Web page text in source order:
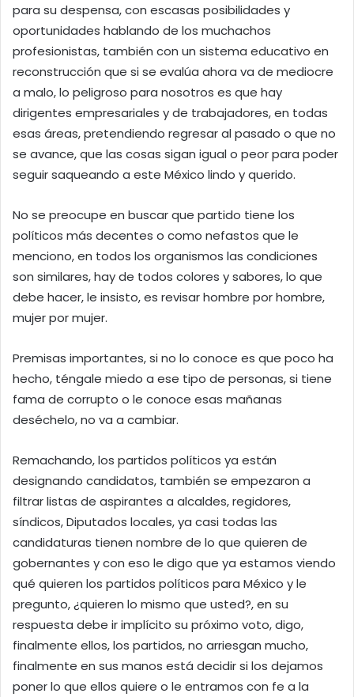
para su despensa, con escasas posibilidades y
oportunidades hablando de los muchachos
profesionistas, también con un sistema educativo en
reconstrucción que si se evalúa ahora va de mediocre
a malo, lo peligroso para nosotros es que hay
dirigentes empresariales y de trabajadores, en todas
esas áreas, pretendiendo regresar al pasado o que no
se avance, que las cosas sigan igual o peor para poder
seguir saqueando a este México lindo y querido.
No se preocupe en buscar que partido tiene los
políticos más decentes o como nefastos que le
menciono, en todos los organismos las condiciones
son similares, hay de todos colores y sabores, lo que
debe hacer, le insisto, es revisar hombre por hombre,
mujer por mujer.
Premisas importantes, si no lo conoce es que poco ha
hecho, téngale miedo a ese tipo de personas, si tiene
fama de corrupto o le conoce esas mañanas
deséchelo, no va a cambiar.
Remachando, los partidos políticos ya están
designando candidatos, también se empezaron a
filtrar listas de aspirantes a alcaldes, regidores,
síndicos, Diputados locales, ya casi todas las
candidaturas tienen nombre de lo que quieren de
gobernantes y con eso le digo que ya estamos viendo
qué quieren los partidos políticos para México y le
pregunto, ¿quieren lo mismo que usted?, en su
respuesta debe ir implícito su próximo voto, digo,
finalmente ellos, los partidos, no arriesgan mucho,
finalmente en sus manos está decidir si los dejamos
poner lo que ellos quiere o le entramos con fe a la